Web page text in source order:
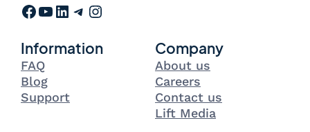
Facebook YouTube LinkedIn Telegram Instagram
Information
FAQ
Blog
Support
Company
About us
Careers
Contact us
Lift Media